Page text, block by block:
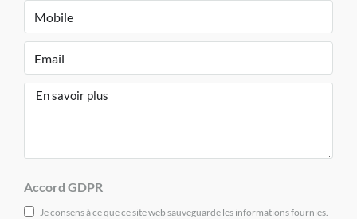
Accord GDPR
Je consens à ce que ce site web sauveguarde les informations fournies.